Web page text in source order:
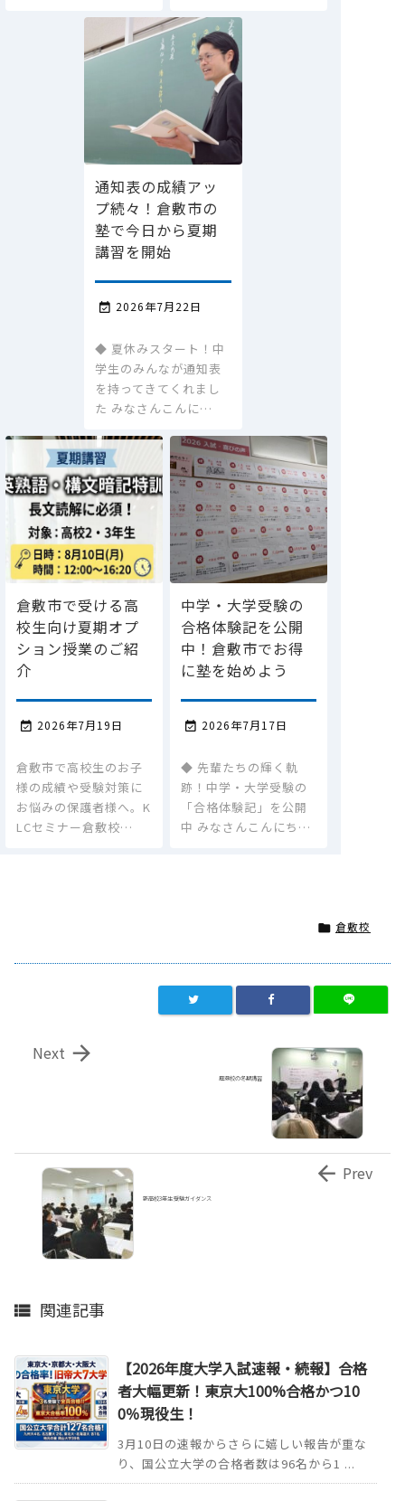
通知表の成績アッ
プ続々！倉敷市の
塾で今日から夏期
講習を開始
 2026年7月22日
◆ 夏休みスタート！中
学生のみんなが通知表
を持ってきてくれまし
た みなさんこんに…
倉敷市で受ける高
校生向け夏期オプ
ション授業のご紹
介
 2026年7月19日
倉敷市で高校生のお子
様の成績や受験対策に
お悩みの保護者様へ。K
LCセミナー倉敷校…
中学・大学受験の
合格体験記を公開
中！倉敷市でお得
に塾を始めよう
 2026年7月17日
◆ 先輩たちの輝く軌
跡！中学・大学受験の
「合格体験記」を公開
中 みなさんこんにち…
 倉敷校
庭瀬校の冬期講習

Next
新高校3年生 受験ガイダンス
 Prev
 関連記事
【2026年度大学入試速報・続報】合格
者大幅更新！東京大100%合格かつ10
0％現役生！
3月10日の速報からさらに嬉しい報告が重な
り、国公立大学の合格者数は96名から1 ...